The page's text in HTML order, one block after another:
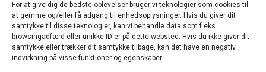
For at give dig de bedste oplevelser bruger vi teknologier som cookies til
at gemme og/eller få adgang til enhedsoplysninger. Hvis du giver dit
samtykke til disse teknologier, kan vi behandle data som f.eks.
browsingadfærd eller unikke ID'er på dette websted. Hvis du ikke giver dit
samtykke eller trækker dit samtykke tilbage, kan det have en negativ
indvirkning på visse funktioner og egenskaber.
Salg og jobannoncer:
salg@travelmedianordic.com
Vi tager ansvar for indholdet og er tilmeldt